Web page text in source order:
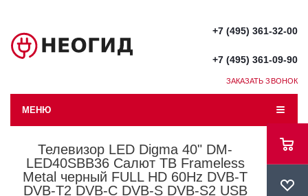
+7 (495) 361-32-00
+7 (495) 361-09-90
ЗАКАЗАТЬ ЗВОНОК
МЕНЮ
Телевизор LED Digma 40" DM-
LED40SBB36 Салют ТВ Frameless
Metal черный FULL HD 60Hz DVB-T
DVB-T2 DVB-C DVB-S DVB-S2 USB